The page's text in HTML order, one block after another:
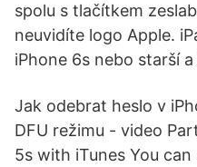
spolu s tlačítkem
neuvidíte logo Apple.
iPhone 6s nebo starší
Jak odebrat heslo v
DFU režimu - video
5s with iTunes You